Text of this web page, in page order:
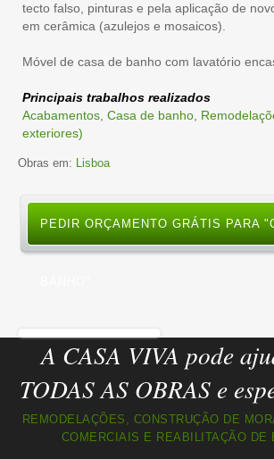
tecto falso, pinturas e pela aplicação de
em cerâmica (azulejos e mosaicos).
Móvel de casa de banho com lavatório
Principais trabalhos realizados
Acabamentos Casa de banho
exteriores)
Obras em: Lisboa
PEDIR ORÇAMENTO GRÁTIS PARA
A CASA VIVA pode
TODAS AS OBRAS e
REMODELAÇÕES, CONSTRUÇÃO DE
COMERCIAIS E REABILITAÇÃO DE